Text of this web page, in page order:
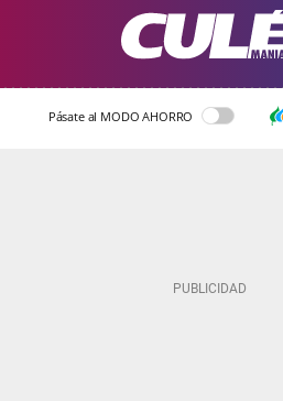
Pásate al MODO AHORRO